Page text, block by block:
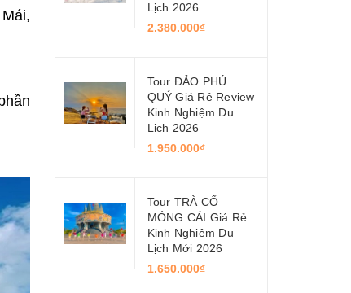
Lịch 2026
2.380.000₫
Tour ĐẢO PHÚ
QUÝ Giá Rẻ Review
Kinh Nghiệm Du
Lịch 2026
1.950.000₫
Tour TRÀ CỔ
MÓNG CÁI Giá Rẻ
Kinh Nghiệm Du
Lịch Mới 2026
1.650.000₫